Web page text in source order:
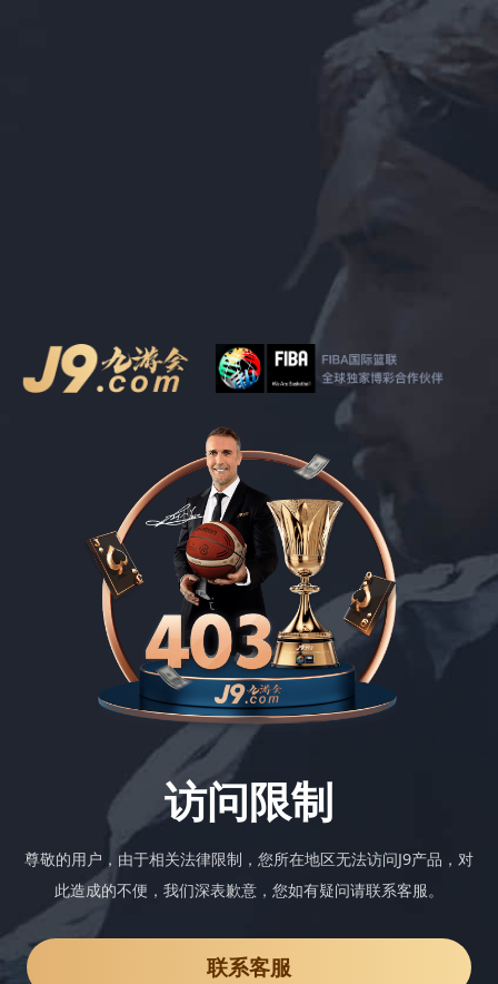
访问限制
尊敬的用户，由于相关法律限制，您所在地区无法访问J9产品，对
此造成的不便，我们深表歉意，您如有疑问请联系客服。
联系客服